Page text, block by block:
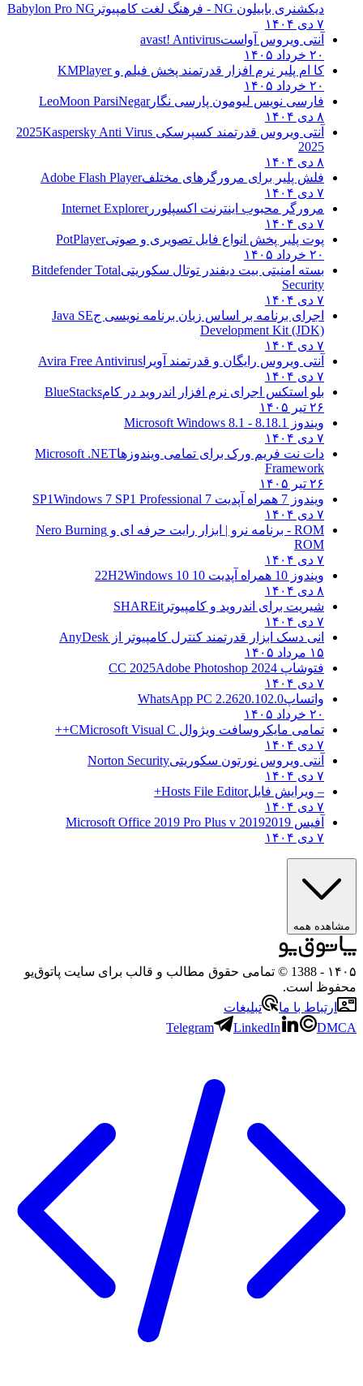
دیکشنری بابیلون NG - فرهنگ لغت کامپیوتر
Babylon Pro NG
۷ دی ۱۴۰۴
آنتی ویروس آواستavast! Antivirus
۲۰ خرداد ۱۴۰۵
کا ام پلیر نرم افزار قدرتمند پخش فیلم وKMPlayer
۲۰ خرداد ۱۴۰۵
فارسی نویس لیومون پارسی نگارLeoMoon ParsiNegar
۸ دی ۱۴۰۴
آنتی ویروس قدرتمند کسپرسکی 2025 Kaspersky Anti Virus
2025
۸ دی ۱۴۰۴
فلش پلیر برای مرورگرهای مختلفAdobe Flash Player
۷ دی ۱۴۰۴
مرورگر محبوب اینترنت اکسپلوررInternet Explorer
۷ دی ۱۴۰۴
پوت پلیر پخش انواع فایل تصویری و صوتیPotPlayer
۲۰ خرداد ۱۴۰۵
بسته امنیتی بیت دیفندر توتال سکوریتیBitdefender Total
Security
۷ دی ۱۴۰۴
اجرای برنامه بر اساس زبان برنامه نویسی جJava SE
Development Kit (JDK)
۷ دی ۱۴۰۴
آنتی ویروس رایگان و قدرتمند آویرا Avira Free Antivirus
۷ دی ۱۴۰۴
بلو استکس اجرای نرم افزار اندروید در کامBlueStacks
۲۶ تیر ۱۴۰۵
ویندوز 8.1
8.1 - Microsoft Windows 8.1
۷ دی ۱۴۰۴
دات نت فریم ورک برای تمامی ویندوزهاMicrosoft .NET
Framework
۲۶ تیر ۱۴۰۵
ویندوز 7 همراه آپدیت 7 SP1
Windows 7 SP1 Professional
۷ دی ۱۴۰۴
ROM - برنامه نرو | ابزار رایت حرفه ای و
Nero Burning
ROM
۷ دی ۱۴۰۴
ویندوز 10 همراه آپدیت 10 22H2
Windows 10
۸ دی ۱۴۰۴
شیریت برای اندروید و کامپیوتر SHAREit
۷ دی ۱۴۰۴
انی دسک ابزار قدرتمند کنترل کامپیوتر از AnyDesk
۱۵ مرداد ۱۴۰۵
فتوشاپ CC 2025 Adobe Photoshop 2024
۷ دی ۱۴۰۴
واتساپWhatsApp PC 2.2620.102.0
۲۰ خرداد ۱۴۰۵
تمامی مایکروسافت ویژوال C Microsoft Visual C++
۷ دی ۱۴۰۴
آنتی ویروس نورتون سکوریتیNorton Security
۷ دی ۱۴۰۴
– ویرایش فایلHosts File Editor+
۷ دی ۱۴۰۴
آفیس 2019 2019 Microsoft Office 2019 Pro Plus v
۷ دی ۱۴۰۴
مشاهده همه
۱۴۰۵
- 1388 © تمامی حقوق مطالب و قالب برای سایت پاتوق‌یو
محفوظ است.
ارتباط با ما
تبلیغات
Telegram
LinkedIn DMCA